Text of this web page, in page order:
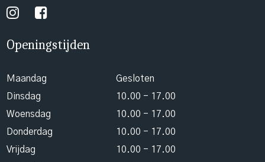
Openingstijden
Maandag
Gesloten
Dinsdag
10.00 - 17.00
Woensdag
10.00 - 17.00
Donderdag
10.00 - 17.00
Vrijdag
10.00 - 17.00